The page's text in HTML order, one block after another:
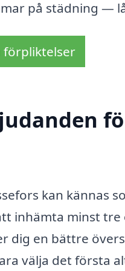
på städning —
förpliktelser
kan kännas
inhämta minst
dig en bättre
välja det första